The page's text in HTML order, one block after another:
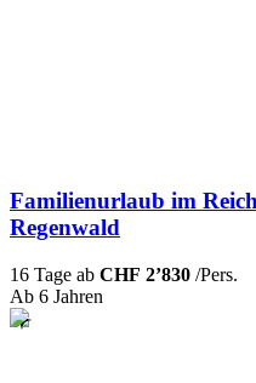
Familienurlaub im
Regenwald
16 Tage ab CHF 2’830 /Pers.
Ab 6 Jahren